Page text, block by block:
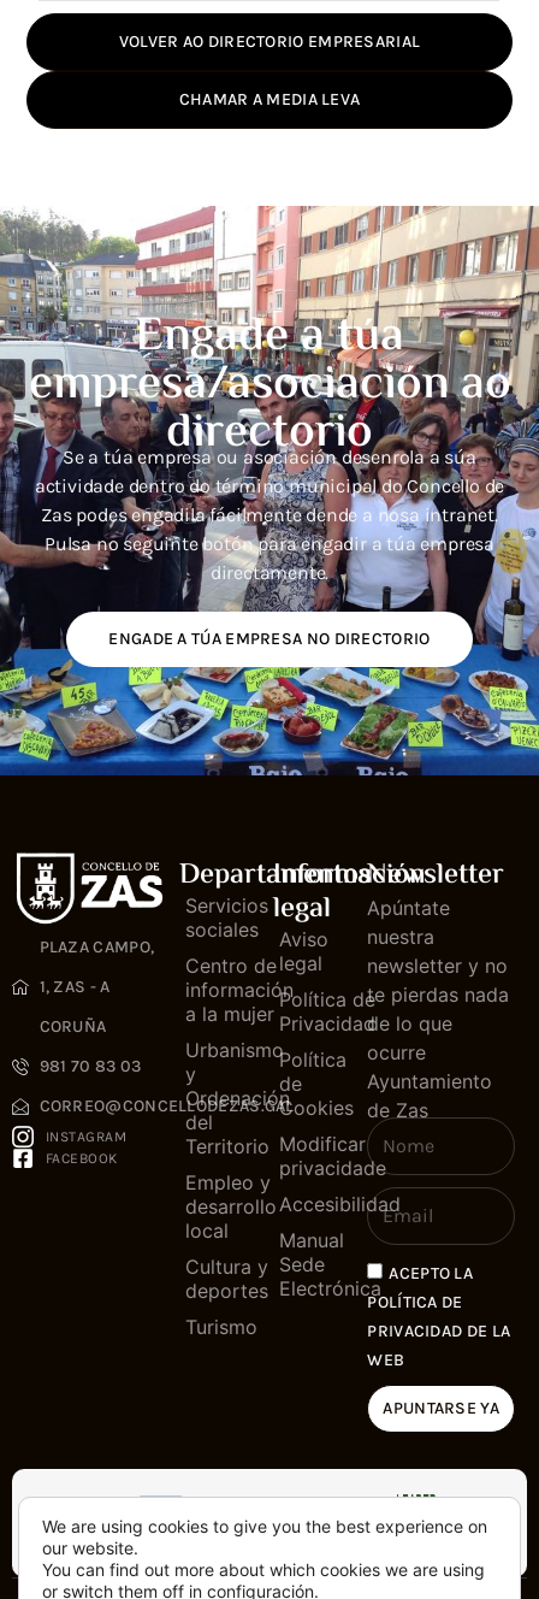
VOLVER AO DIRECTORIO EMPRESARIAL
CHAMAR A MEDIA LEVA
Engade a túa
empresa/asociación ao
directorio
Se a túa empresa ou asociación desenrola a súa
actividade dentro do término municipal do Concello de
Zas podes engadila fácilmente dende a nosa intranet.
Pulsa no seguinte botón para engadir a túa empresa
directamente.
ENGADE A TÚA EMPRESA NO DIRECTORIO
PLAZA CAMPO,
1, ZAS - A
CORUÑA
981 70 83 03
CORREO@CONCELLODEZAS.GAL
INSTAGRAM
FACEBOOK
Departamentos
Servicios
sociales
Centro de
información
a la mujer
Urbanismo
y
Ordenación
del
Territorio
Empleo y
desarrollo
local
Cultura y
deportes
Turismo
Información
legal
Aviso
legal
Política de
Privacidad
Política
de
Cookies
Modificar
privacidade
Accesibilidad
Manual
Sede
Electrónica
Newsletter
Apúntate
nuestra
newsletter y no
te pierdas nada
de lo que
ocurre
Ayuntamiento
de Zas
ACEPTO LA
POLÍTICA DE
PRIVACIDAD DE LA
WEB
APUNTARSE YA
We are using cookies to give you the best experience on
our website.
You can find out more about which cookies we are using
or switch them off in configuración.